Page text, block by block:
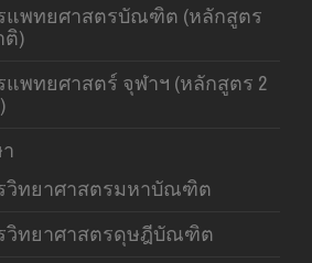
แพทยศาสตรบัณฑิต (หลักสูตร
ติ)
พทยศาสตร์ จุฬาฯ (หลักสูตร 2
วิทยาศาสตรมหาบัณฑิต
วิทยาศาสตรดุษฎีบัณฑิต